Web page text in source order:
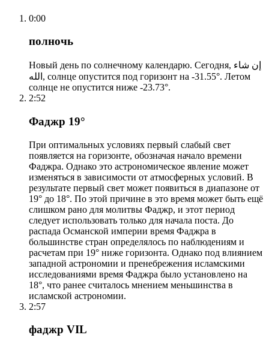
0:00
полночь
Новый день по солнечному календарю. Сегодня, إن شاء
الله, солнце опустится под горизонт на -31.55°. Летом
солнце не опустится ниже -23.73°.
2:52
Фаджр 19°
При оптимальных условиях первый слабый свет
появляется на горизонте, обозначая начало времени
Фаджра. Однако это астрономическое явление может
изменяться в зависимости от атмосферных условий. В
результате первый свет может появиться в диапазоне от
19° до 18°. По этой причине в это время может быть ещё
слишком рано для молитвы Фаджр, и этот период
следует использовать только для начала поста. До
распада Османской империи время Фаджра в
большинстве стран определялось по наблюдениям и
расчетам при 19° ниже горизонта. Однако под влиянием
западной астрономии и пренебрежения исламскими
исследованиями время Фаджра было установлено на
18°, что ранее считалось мнением меньшинства в
исламской астрономии.
2:57
фаджр VIL